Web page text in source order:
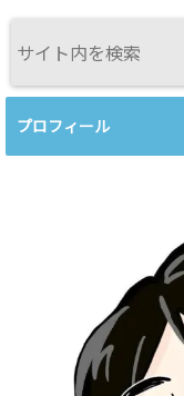
プロフィール